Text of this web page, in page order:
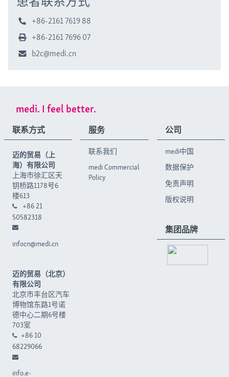
+86-2161 7619 88
+86-2161 7696 07
b2c@medi.cn
medi. I feel better.
联系方式
迈的贸易（上
海）有限公司
上海市徐汇区天
钥桥路1178号6
楼613
+86 21
50582318
infocn@medi.cn
迈的贸易（北京）
有限公司
北京市丰台区汽车
博物馆东路1号诺
德中心二期6号楼
703室
+86 10
68229066
info.e-
服务
联系我们
medi Commercial
Policy
公司
medi中国
数据保护
免责声明
版权说明
集团品牌